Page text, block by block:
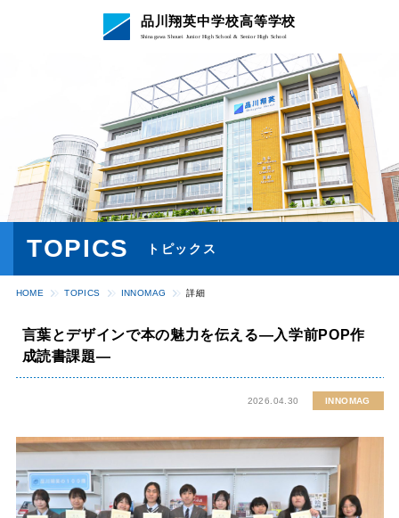
品川翔英中学校高等学校
Shinagawa Shouei Junior High School & Senior High School
TOPICS トピックス
HOME TOPICS INNOMAG 詳細
言葉とデザインで本の魅力を伝える―入学前POP作
成読書課題―
2026.04.30 INNOMAG